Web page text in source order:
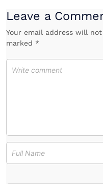
Leave a
Your email address will
marked *